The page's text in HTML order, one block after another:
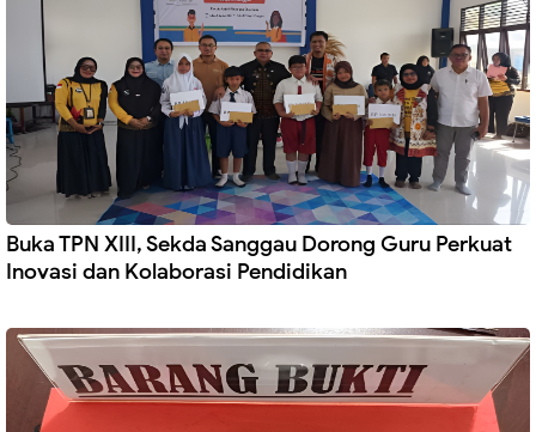
Buka TPN XIII, Sekda Sanggau Dorong Guru Perkuat
Inovasi dan Kolaborasi Pendidikan